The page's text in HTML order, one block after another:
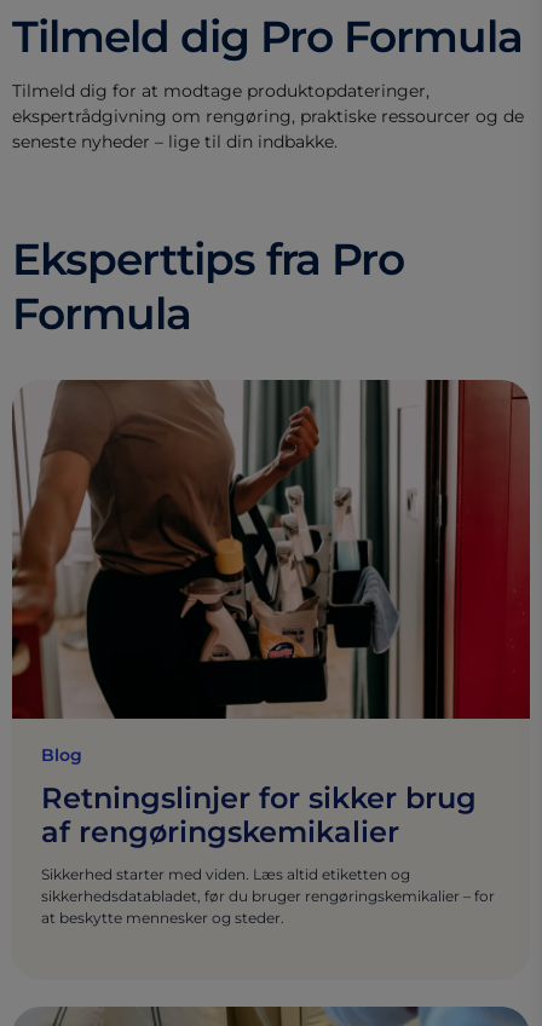
Tilmeld dig Pro Formula
Tilmeld dig for at modtage produktopdateringer,
ekspertrådgivning om rengøring, praktiske ressourcer og de
seneste nyheder – lige til din indbakke.
Eksperttips fra Pro
Formula
Blog
Retningslinjer for sikker brug
af rengøringskemikalier
Sikkerhed starter med viden. Læs altid etiketten og
sikkerhedsdatabladet, før du bruger rengøringskemikalier – for
at beskytte mennesker og steder.